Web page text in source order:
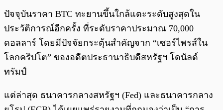
ปัจจุบันราคา BTC ทะยานขึ้นใกล้แตะระดับสูงสุดใน
ประวัติการณ์อีกครั้ง ที่ระดับราคาประมาณ 70,000
ดอลลาร์ โดยมีปัจจัยกระตุ้นสำคัญจาก “เซอร์ไพรส์ใน
โลกคริปโต” ของอดีตประธานาธิบดีสหรัฐฯ โดนัลด์
ทรัมป์
แต่ล่าสุด ธนาคารกลางสหรัฐฯ (Fed) และธนาคารกลาง